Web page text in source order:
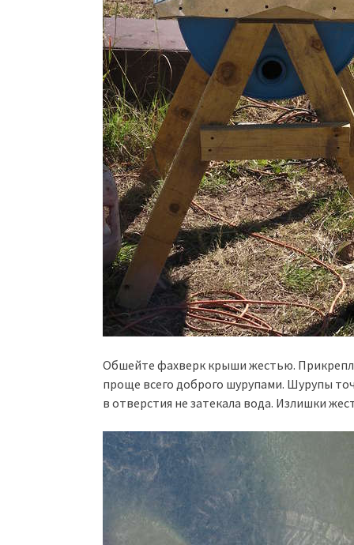
Обшейте фахверк крыши жестью.
проще всего доброго шурупами. Шурупы
в отверстия не затекала вода. Излишки